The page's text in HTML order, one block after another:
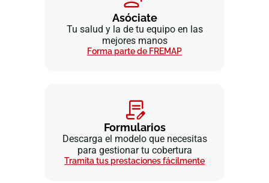
Asóciate
Tu salud y la de tu equipo en las
mejores manos
Forma parte de FREMAP
Formularios
Descarga el modelo que necesitas
para gestionar tu cobertura
Tramita tus prestaciones fácilmente